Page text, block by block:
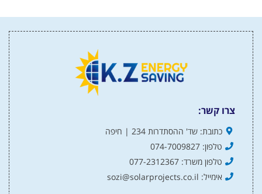
צרו קשר:
כתובת: שד' ההסתדרות 234 | חיפה
טלפון: 074-7009827
טלפון משרד: 077-2312367
אימייל: sozi@solarprojects.co.il